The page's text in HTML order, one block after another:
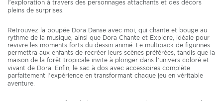
l’exploration à travers des personnages attachants et des décors
pleins de surprises.
Retrouvez la poupée Dora Danse avec moi, qui chante et bouge au
rythme de la musique, ainsi que Dora Chante et Explore, idéale pour
revivre les moments forts du dessin animé. Le multipack de figurines
permettra aux enfants de recréer leurs scènes préférées, tandis que la
maison de la forêt tropicale invite à plonger dans l’univers coloré et
vivant de Dora. Enfin, le sac à dos avec accessoires complète
parfaitement l’expérience en transformant chaque jeu en véritable
aventure.